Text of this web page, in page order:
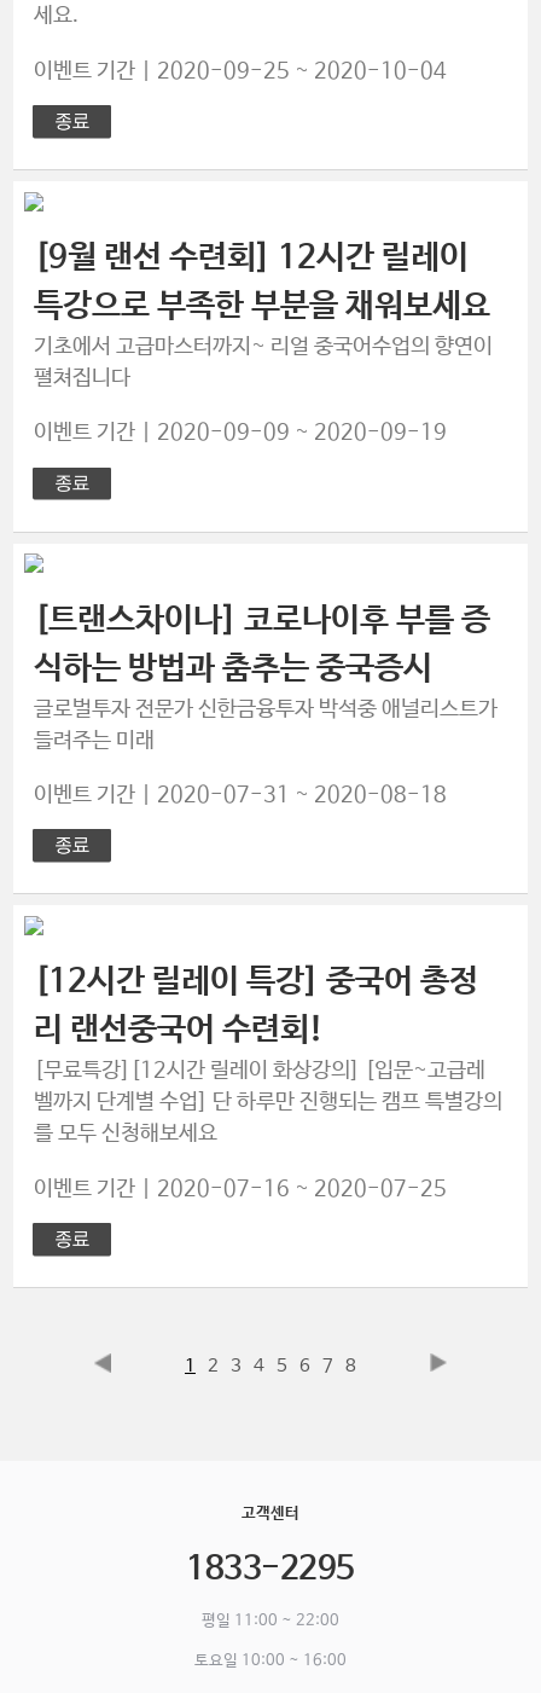
세요.
이벤트 기간 | 2020-09-25 ~ 2020-10-04
[9월 랜선 수련회] 12시간 릴레이
특강으로 부족한 부분을 채워보세요
기초에서 고급마스터까지~ 리얼 중국어수업의 향연이
펼쳐집니다
이벤트 기간 | 2020-09-09 ~ 2020-09-19
[트랜스차이나] 코로나이후 부를 증
식하는 방법과 춤추는 중국증시
글로벌투자 전문가 신한금융투자 박석중 애널리스트가
들려주는 미래
이벤트 기간 | 2020-07-31 ~ 2020-08-18
[12시간 릴레이 특강] 중국어 총정
리 랜선중국어 수련회!
[무료특강][12시간 릴레이 화상강의] [입문~고급레
벨까지 단계별 수업] 단 하루만 진행되는 캠프 특별강의
를 모두 신청해보세요
이벤트 기간 | 2020-07-16 ~ 2020-07-25
1 2 3 4 5 6 7 8
고객센터
1833-2295
평일 11:00 ~ 22:00
토요일 10:00 ~ 16:00